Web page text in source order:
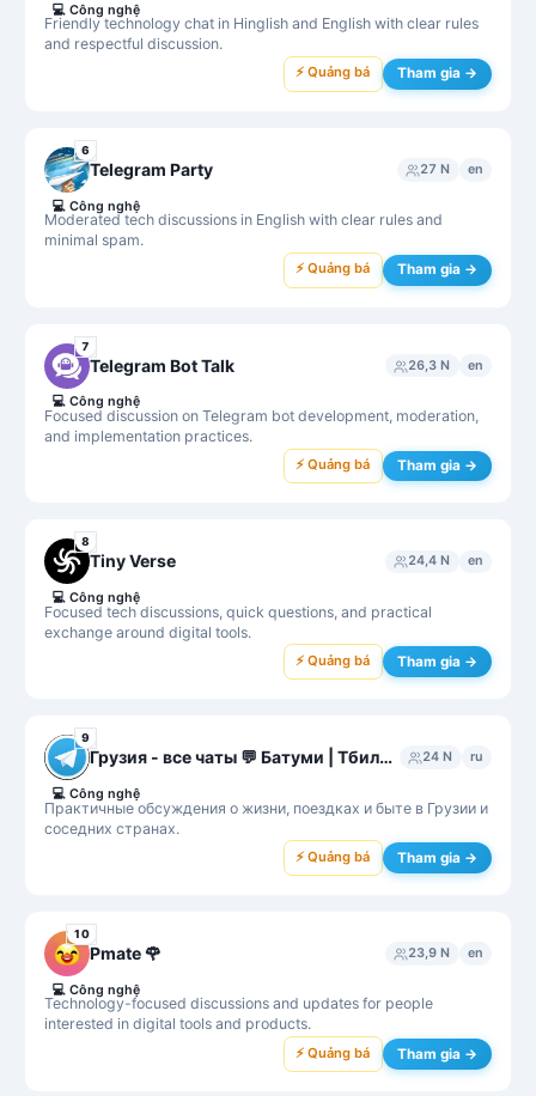
Friendly technology chat in Hinglish and English with clear rules
and respectful discussion.
💻 Công nghệ
⚡ Quảng bá Tham gia →
6
Telegram Party 27 N en
Moderated tech discussions in English with clear rules and
minimal spam.
💻 Công nghệ
⚡ Quảng bá Tham gia →
7
Telegram Bot Talk 26,3 N en
Focused discussion on Telegram bot development, moderation,
and implementation practices.
💻 Công nghệ
⚡ Quảng bá Tham gia →
8
Tiny Verse 24,4 N en
Focused tech discussions, quick questions, and practical
exchange around digital tools.
💻 Công nghệ
⚡ Quảng bá Tham gia →
9
Грузия - все чаты 💬 Батуми | Тбилиси | Кутаиси 24 N ru
Практичные обсуждения о жизни, поездках и быте в Грузии и
соседних странах.
💻 Công nghệ
⚡ Quảng bá Tham gia →
10
Pmate 🌹 23,9 N en
Technology-focused discussions and updates for people
interested in digital tools and products.
💻 Công nghệ
⚡ Quảng bá Tham gia →